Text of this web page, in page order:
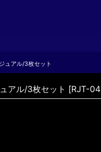
ュアル/3枚セット
アル/3枚セット [RJT-